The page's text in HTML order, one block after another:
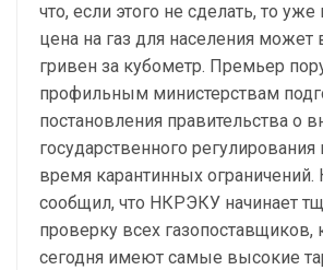
что, если этого не сделать, то
цена на газ для населения может
гривен за кубометр. Премьер
профильным министерствам
постановления правительства о
государственного
время карантинных ограничений.
сообщил, что НКРЭКУ начинает
проверку всех газопоставщиков,
сегодня имеют самые высокие